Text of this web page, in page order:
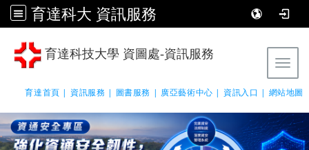
育達科大 資訊服務
育達科技大學 資圖處-資訊服務
育達首頁 | 資訊服務 | 圖書服務 | 廣亞藝術中心 | 資訊入口 | 網站地圖